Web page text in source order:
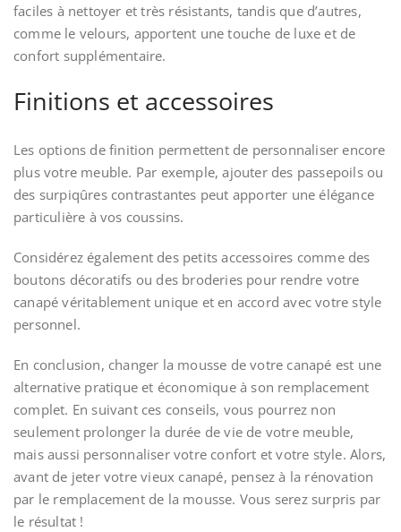
faciles à nettoyer et très résistants, tandis que d’autres,
comme le velours, apportent une touche de luxe et de
confort supplémentaire.
Finitions et accessoires
Les options de finition permettent de personnaliser encore
plus votre meuble. Par exemple, ajouter des passepoils ou
des surpiqûres contrastantes peut apporter une élégance
particulière à vos coussins.
Considérez également des petits accessoires comme des
boutons décoratifs ou des broderies pour rendre votre
canapé véritablement unique et en accord avec votre style
personnel.
En conclusion, changer la mousse de votre canapé est une
alternative pratique et économique à son remplacement
complet. En suivant ces conseils, vous pourrez non
seulement prolonger la durée de vie de votre meuble,
mais aussi personnaliser votre confort et votre style. Alors,
avant de jeter votre vieux canapé, pensez à la rénovation
par le remplacement de la mousse. Vous serez surpris par
le résultat !